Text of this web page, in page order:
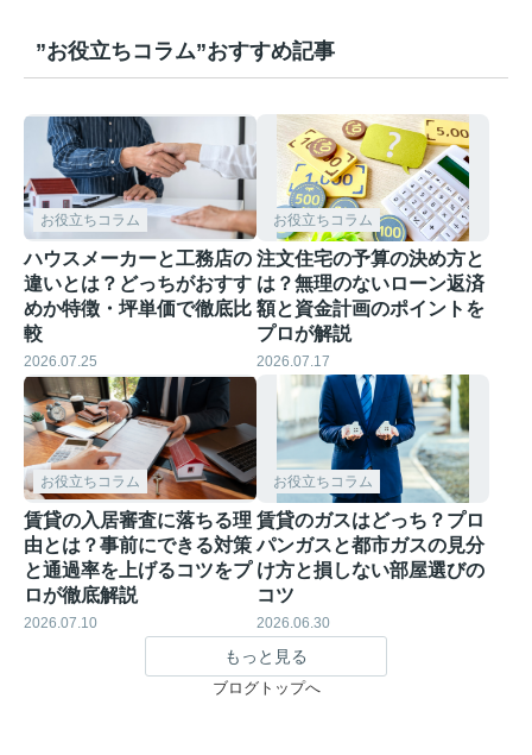
”お役立ちコラム”おすすめ記事
お役立ちコラム
ハウスメーカーと工務店の
違いとは？どっちがおすす
めか特徴・坪単価で徹底比
較
2026.07.25
お役立ちコラム
注文住宅の予算の決め方と
は？無理のないローン返済
額と資金計画のポイントを
プロが解説
2026.07.17
お役立ちコラム
賃貸の入居審査に落ちる理
由とは？事前にできる対策
と通過率を上げるコツをプ
ロが徹底解説
2026.07.10
お役立ちコラム
賃貸のガスはどっち？プロ
パンガスと都市ガスの見分
け方と損しない部屋選びの
コツ
2026.06.30
もっと見る
ブログトップへ